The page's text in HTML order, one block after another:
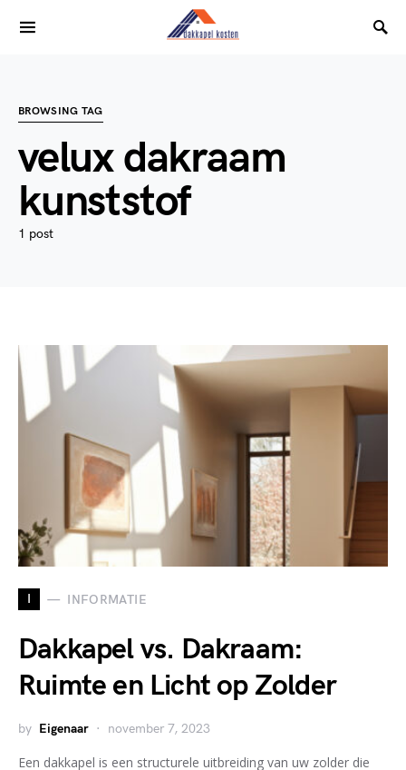
BROWSING TAG
velux dakraam
kunststof
1 post
I INFORMATIE
Dakkapel vs. Dakraam:
Ruimte en Licht op Zolder
by Eigenaar november 7, 2023
Een dakkapel is een structurele uitbreiding van uw zolder die